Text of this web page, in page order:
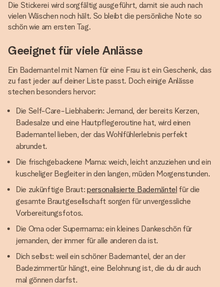
Die Stickerei wird sorgfältig ausgeführt, damit sie auch nach
vielen Wäschen noch hält. So bleibt die persönliche Note so
schön wie am ersten Tag.
Geeignet für viele Anlässe
Ein Bademantel mit Namen für eine Frau ist ein Geschenk, das
zu fast jeder auf deiner Liste passt. Doch einige Anlässe
stechen besonders hervor:
Die Self-Care-Liebhaberin: Jemand, der bereits Kerzen,
Badesalze und eine Hautpflegeroutine hat, wird einen
Bademantel lieben, der das Wohlfühlerlebnis perfekt
abrundet.
Die frischgebackene Mama: weich, leicht anzuziehen und ein
kuscheliger Begleiter in den langen, müden Morgenstunden.
Die zukünftige Braut: personalisierte Bademäntel für die
gesamte Brautgesellschaft sorgen für unvergessliche
Vorbereitungsfotos.
Die Oma oder Supermama: ein kleines Dankeschön für
jemanden, der immer für alle anderen da ist.
Dich selbst: weil ein schöner Bademantel, der an der
Badezimmertür hängt, eine Belohnung ist, die du dir auch
mal gönnen darfst.